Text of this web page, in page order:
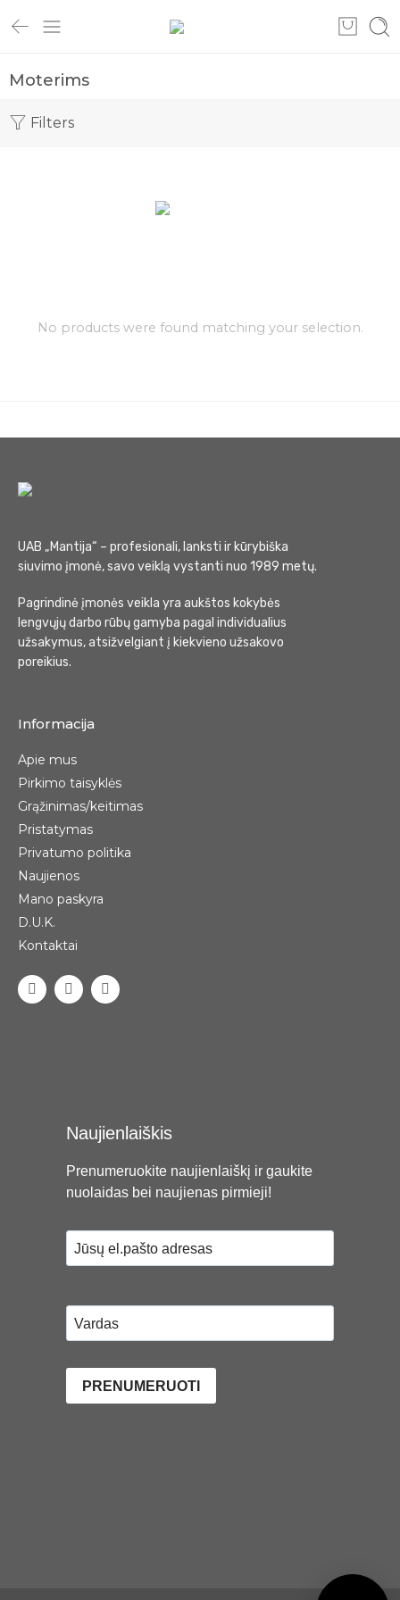
Moterims
Filters
No products were found matching your selection.
UAB „Mantija“ – profesionali, lanksti ir kūrybiška
siuvimo įmonė, savo veiklą vystanti nuo 1989 metų.
Pagrindinė įmonės veikla yra aukštos kokybės
lengvųjų darbo rūbų gamyba pagal individualius
užsakymus, atsižvelgiant į kiekvieno užsakovo
poreikius.
Informacija
Apie mus
Pirkimo taisyklės
Grąžinimas/keitimas
Pristatymas
Privatumo politika
Naujienos
Mano paskyra
D.U.K.
Kontaktai